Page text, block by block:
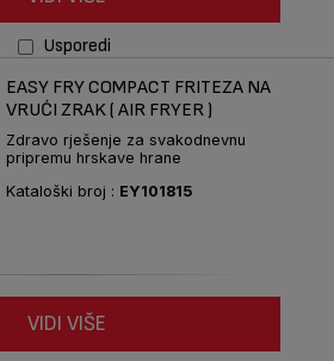
Usporedi
EASY FRY COMPACT FRITEZA NA
VRUĆI ZRAK ( AIR FRYER )
Zdravo rješenje za svakodnevnu
pripremu hrskave hrane
Kataloški broj : EY101815
VIDI VIŠE